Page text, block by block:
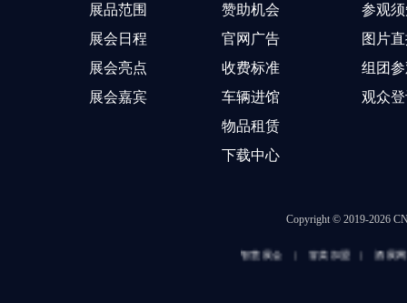
展品范围
展会日程
展会亮点
展会嘉宾
赞助机会
官网广告
收费标准
车辆进馆
物品租赁
下载中心
参观
图片
组团
观众
Copyright © 2019-2026
冒菜加盟 | 酒展网 | 名酒招商网 |